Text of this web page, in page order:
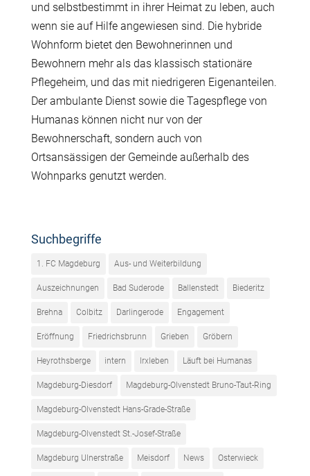
und selbstbestimmt in ihrer Heimat zu leben, auch
wenn sie auf Hilfe angewiesen sind. Die hybride
Wohnform bietet den Bewohnerinnen und
Bewohnern mehr als das klassisch stationäre
Pflegeheim, und das mit niedrigeren Eigenanteilen.
Der ambulante Dienst sowie die Tagespflege von
Humanas können nicht nur von der
Bewohnerschaft, sondern auch von
Ortsansässigen der Gemeinde außerhalb des
Wohnparks genutzt werden.
Suchbegriffe
1. FC Magdeburg Aus- und Weiterbildung
Auszeichnungen Bad Suderode Ballenstedt Biederitz
Brehna Colbitz Darlingerode Engagement
Eröffnung Friedrichsbrunn Grieben Gröbern
Heyrothsberge intern Irxleben Läuft bei Humanas
Magdeburg-Diesdorf Magdeburg-Olvenstedt Bruno-Taut-Ring
Magdeburg-Olvenstedt Hans-Grade-Straße
Magdeburg-Olvenstedt St.-Josef-Straße
Magdeburg Ulnerstraße Meisdorf News Osterwieck